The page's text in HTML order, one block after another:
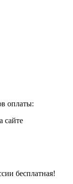
оплаты:
сайте
бесплатная!